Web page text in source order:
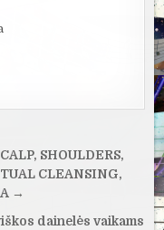
SHOULDERS,
CLEANSING,
→
dainelės vaikams